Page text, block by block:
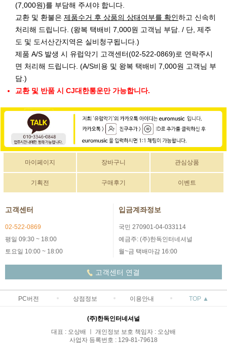
(7,000원)를 부담해 주셔야 합니다.
교환 및 환불은 제품수거 후 상품의 상태여부를 확인하고 신속히
처리해 드립니다. (왕복 택배비 7,000원 고객님 부담. / 단, 제주
도 및 도서산간지역은 실비청구됩니다.)
제품 A/S 발생 시 유럽악기 고객센터(02-522-0869)로 연락주시
면 처리해 드립니다. (A/S비용 및 왕복 택배비 7,000원 고객님 부
담.)
교환 및 반품 시 CJ대한통운만 가능합니다.
마이페이지 장바구니 관심상품
기획전 구매후기 이벤트
고객센터
02-522-0869
평일 09:30 ~ 18:00
토요일 10:00 ~ 18:00
입금계좌정보
국민 270901-04-033114
예금주: (주)한독인터네셔널
월~금 택배마감 16:00
고객센터 연결
PC버전 상점정보 이용안내 TOP ▲
(주)한독인터네셔널
대표 : 오상배 ㅣ 개인정보 보호 책임자 : 오상배
사업자 등록번호 : 129-81-79618